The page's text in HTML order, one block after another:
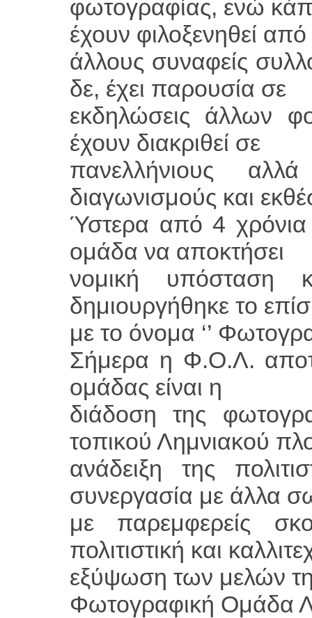
φωτογραφίας, ενώ
έχουν φιλοξενηθεί από
άλλους συναφείς
δε, έχει παρουσία σε
εκδηλώσεις άλλων
έχουν διακριθεί σε
πανελλήνιους
διαγωνισμούς και
Ύστερα από 4
ομάδα να αποκτήσει
νομική υπόσταση
δημιουργήθηκε το
με το όνομα ‘’
Σήμερα η Φ.Ο.Λ.
ομάδας είναι η
διάδοση της
τοπικού Λημνιακού
ανάδειξη της
συνεργασία με άλλα
με παρεμφερείς
πολιτιστική και
εξύψωση των μελών
Φωτογραφική Ομάδα